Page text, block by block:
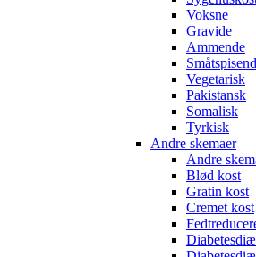
Voksne
Gravide
Ammende
Vegetarisk
Pakistansk
Somalisk
Tyrkisk
Andre skemaer
Andre
Blød kost
Gratin kost
Cremet kost